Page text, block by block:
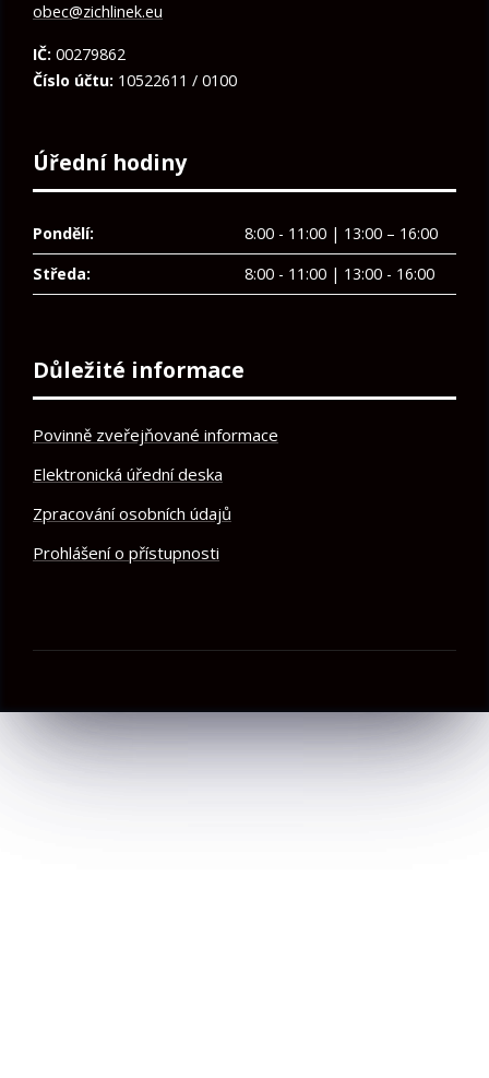
obec@zichlinek.eu
IČ: 00279862
Číslo účtu: 10522611 / 0100
Úřední hodiny
Pondělí:
8:00 - 11:00 | 13:00 – 16:00
Středa:
8:00 - 11:00 | 13:00 - 16:00
Důležité informace
Povinně zveřejňované informace
Elektronická úřední deska
Zpracování osobních údajů
Prohlášení o přístupnosti